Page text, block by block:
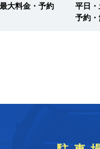
大料金・予約
平日・
予約・